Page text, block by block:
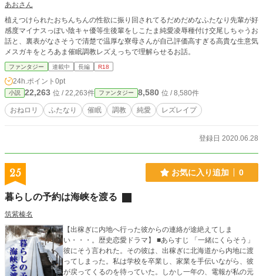
女とちゃんと話した覚えもない。この文化祭で何としてでも僕を意識させて見せ
る。あわよくば恋人関係に成りたい。 ※♡なし。 ※ハッピーエンド。 ※完結済
み。10万字ほど。
あおさん
植えつけられたおちんちんの性欲に振り回されてるだめだめなふたなり先輩が好
感度マイナスっぽい陰キャ優等生後輩をしこたま純愛凌辱種付け交尾しちゃうお
話と、裏表がなさそうで清楚で温厚な寮母さんが自己評価高すぎる高貴な生意気
メスガキをとろあま催眠調教レズえっちで理解らせるお話。
ファンタジー 連載中 長編 R18
24h.ポイント 0pt
小説 22,263 位 / 22,263件 ファンタジー 8,580 位 / 8,580件
おねロリ ふたなり 催眠 調教 純愛 レズレイプ
登録日 2020.06.28
25 お気に入り追加 0
暮らしの予約は海峡を渡る
筑紫榛名
【出稼ぎに内地へ行った彼からの連絡が途絶えてしま
い・・・。歴史恋愛ドラマ】 ■あらすじ 「一緒にくらそう」
彼にそう言われた。その彼は、出稼ぎに北海道から内地に渡
ってしまった。私は学校を卒業し、家業を手伝いながら、彼
が戻ってくるのを待っていた。しかし一年の、電報が私の元